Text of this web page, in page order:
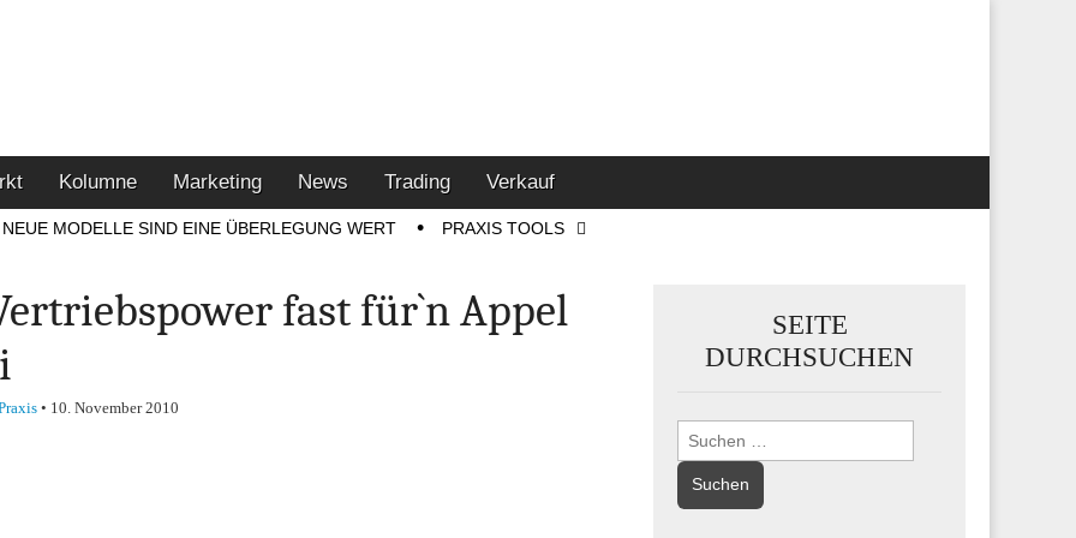
Kolumne Marketing News Trading Verkauf
NEUE MODELLE SIND EINE ÜBERLEGUNG WERT PRAXIS TOOLS
fast für`n Appel
• 10. November 2010
SEITE
DURCHSUCHEN
Suchen
nach: